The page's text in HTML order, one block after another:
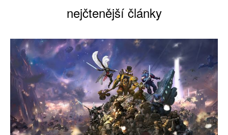
nejčtenější články